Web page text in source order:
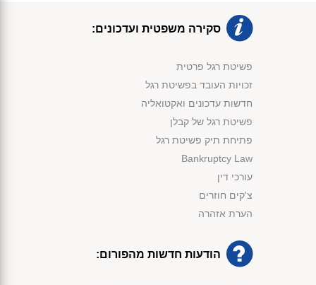
סקירה משפטית ועדכונים:
פשיטת רגל פרטית
זכויות העובד בפשיטת רגל
חדשות עדכונים ואקטואליה
פשיטת רגל של קבלן
פתיחת תיק פשיטת רגל
Bankruptcy Law
עורכי דין
צ'קים חוזרים
הערת אזהרה
הודעות חדשות מהפורום: